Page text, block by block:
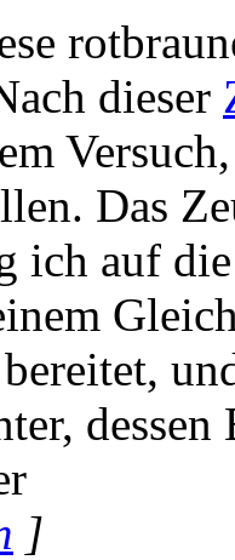
dieser
Das
ich auf
]